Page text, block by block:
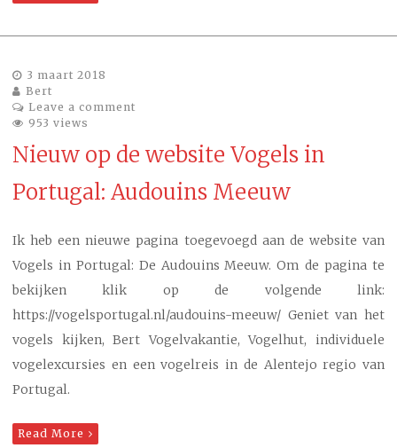
3 maart 2018
Bert
Leave a comment
953 views
Nieuw op de website Vogels in
Portugal: Audouins Meeuw
Ik heb een nieuwe pagina toegevoegd aan de website van
Vogels in Portugal: De Audouins Meeuw. Om de pagina te
bekijken klik op de volgende link:
https://vogelsportugal.nl/audouins-meeuw/ Geniet van het
vogels kijken, Bert Vogelvakantie, Vogelhut, individuele
vogelexcursies en een vogelreis in de Alentejo regio van
Portugal.
Read More